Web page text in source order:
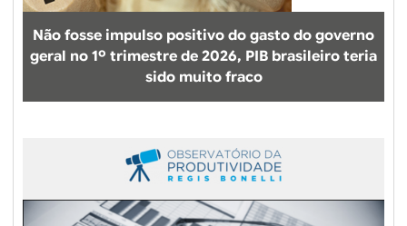
Não fosse impulso positivo do gasto do governo
geral no 1º trimestre de 2026, PIB brasileiro teria
sido muito fraco